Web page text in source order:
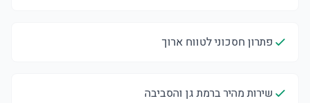
פתרון חסכוני לטווח ארוך
שירות מהיר ברמת גן והסביבה